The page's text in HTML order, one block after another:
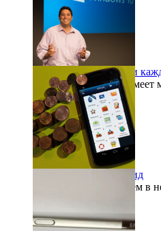
Windows 10 для всех и
Компания Microsoft
2015-08-03
«Кошелек» на Андроид
Как часто мы попадаем в